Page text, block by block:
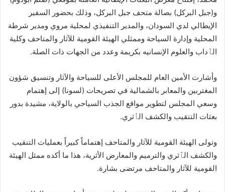
و(جبل البركل) بصالة متحف جبل البركل، وذلك بحضور السفير
الإيطالي لدي السودان، والمدير التنفيذي لمحلية مروي ومدير شرطة
المحلية وإدارة السياحة وممثلي الهيئة القومية للآثار والمتاحف وكلية
الٱداب والعلوم الإنسانيه بكريمة وعدد من الجهات ذات الصلة.
وأشارت الأمين العام للمجلس الأعلى للسياحة والآثار وتنسيق شؤون
المغتربين والمعابر بالشمالية في تصريحات (لسونا) إلى إهتمام
وسعي المجلس لتطوير مواقع الجذب السياحي بالولاية، مشيدة بدور
بعثات التنقيب والكشف الٱثري.
وتولى الهيئة القومية للآثار والمتاحف إهتماماً كبيراً بعمليات التنقيب
والكشف الٱثري والترميم والمعارض الأثرية، هذا ما أكده ممثل الهيئة
القومية للآثار والمتاحف مرتضى بشارة.